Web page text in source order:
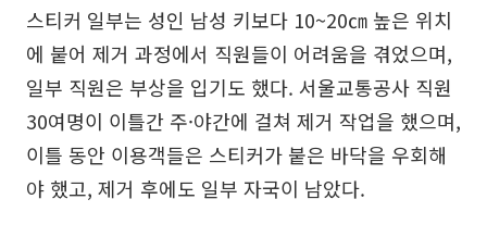
스티커 일부는 성인 남성 키보다 10~20㎝ 높은 위치
에 붙어 제거 과정에서 직원들이 어려움을 겪었으며,
일부 직원은 부상을 입기도 했다. 서울교통공사 직원
30여명이 이틀간 주·야간에 걸쳐 제거 작업을 했으며,
이틀 동안 이용객들은 스티커가 붙은 바닥을 우회해
야 했고, 제거 후에도 일부 자국이 남았다.